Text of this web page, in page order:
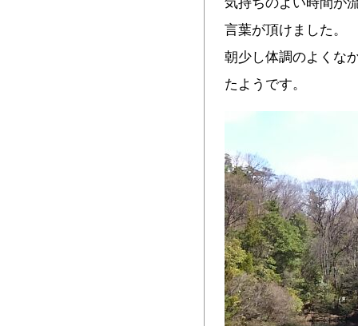
言葉が頂けました。
朝少し体調のよくな
たようです。